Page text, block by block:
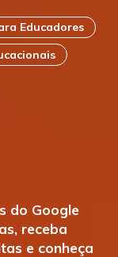
Educadores
do Google
receba
e conheça